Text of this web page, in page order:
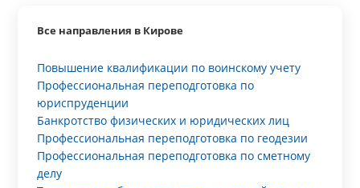
Все направления в Кирове
Повышение квалификации по воинскому учету
Профессиональная переподготовка по
юриспруденции
Банкротство физических и юридических лиц
Профессиональная переподготовка по геодезии
Профессиональная переподготовка по сметному
делу